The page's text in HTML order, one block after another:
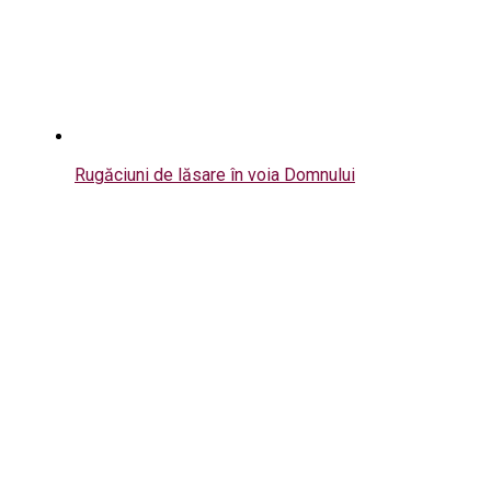
Rugăciuni de lăsare în voia Domnului